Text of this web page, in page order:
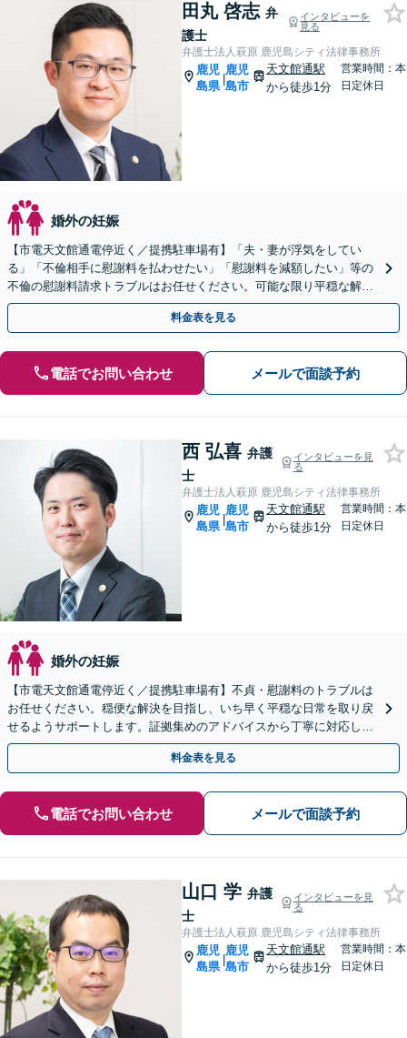
田丸 啓志 弁
護士
インタビューを
見る
弁護士法人萩原 鹿児島シティ法律事務所
鹿児
島県
|
鹿児
島市
天文館通駅
から徒歩1分
営業時間：本
日定休日
婚外の妊娠
【市電天文館通電停近く／提携駐車場有】「夫・妻が浮気をしてい
る」「不倫相手に慰謝料を払わせたい」「慰謝料を減額したい」等の
不倫の慰謝料請求トラブルはお任せください。可能な限り平穏な解決
を目指しています。【夜間・休日相談可能】
料金表を見る
電話でお問い合わせ メールで面談予約
西 弘喜 弁護
士
インタビューを見
る
弁護士法人萩原 鹿児島シティ法律事務所
鹿児
島県
|
鹿児
島市
天文館通駅
から徒歩1分
営業時間：本
日定休日
婚外の妊娠
【市電天文館通電停近く／提携駐車場有】不貞・慰謝料のトラブルは
お任せください。穏便な解決を目指し、いち早く平穏な日常を取り戻
せるようサポートします。証拠集めのアドバイスから丁寧に対応しま
す。【休日相談可能（要予約）】
料金表を見る
電話でお問い合わせ メールで面談予約
山口 学 弁護
士
インタビューを見
る
弁護士法人萩原 鹿児島シティ法律事務所
鹿児
島県
|
鹿児
島市
天文館通駅
から徒歩1分
営業時間：本
日定休日